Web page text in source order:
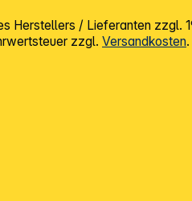
Herstellers / Lieferanten zzgl.
zzgl. Versandkosten.